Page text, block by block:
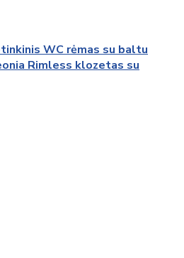
WC rėmas su baltu
Rimless klozetas su